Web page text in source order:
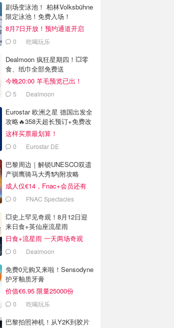
剧场变泳池！ 柏林Volksbühne
限定泳池！免费入场！
8月7日开放！预约通道开启
0 吃喝玩乐
Dealmoon 疯狂星期四！💥零
食、纸巾全部免费送
今晚20:00 羊毛预览已出！
5 Dealmoon
Eurostar 欧洲之星 德国出发全
攻略🔥358天超长预订+免费改
签
这样买票最划算！
0 Eurostar DE
巴黎周边｜解锁UNESCO双遗
产驯鹰骑马大秀❗️内附攻略
成人仅€14，Fnac+会员还有
折！0 FNAC Spectacles
💥史上罕见奇观！8月12日迎
来日食+英仙座流星雨
日食+流星雨 一天两场奇观
0 Dealmoon
免费0元购又来啦！Sensodyne
护牙釉质牙膏
价值€6.95 限量25000份
0 吃喝玩乐
巴黎拍照神机！从Y2K到胶片